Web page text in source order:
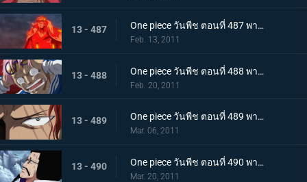
13 - 487 One piece วันพีช ตอนที่ 487 พากย์ไทย ทิฐิของอาคาอินุ! หมัดแม็กม่าที่พุ่งใส่ลูฟี่!
Feb. 13, 2011
13 - 488 One piece วันพีช ตอนที่ 488 พากย์ไทย เสียงร้องตะโกนสุดชีวิต! ชั่วขณะที่ความกล้าได้เปลี่ยนแปลงชะตากรรม!
Feb. 20, 2011
13 - 489 One piece วันพีช ตอนที่ 489 พากย์ไทย แซงคูสปรากฏตัว! จุดสิ้นสุดของมหาสงคราม
Mar. 06, 2011
13 - 490 One piece วันพีช ตอนที่ 490 พากย์ไทย เปิดศึกชิงอำนาจ! การเริ่มต้นของยุคสมัยใหม่!
Mar. 20, 2011